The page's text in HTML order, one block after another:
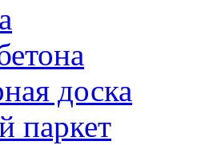
доска
паркет